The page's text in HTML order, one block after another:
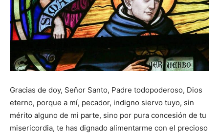
Gracias de doy, Señor Santo, Padre todopoderoso, Dios
eterno, porque a mí, pecador, indigno siervo tuyo, sin
mérito alguno de mi parte, sino por pura concesión de tu
misericordia, te has dignado alimentarme con el precioso